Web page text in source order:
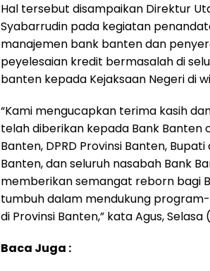
Hal tersebut disampaikan Direktur
Syabarrudin pada kegiatan
manajemen bank banten dan
peyelesaian kredit bermasalah di
banten kepada Kejaksaan Negeri di
“Kami mengucapkan terima kasih
telah diberikan kepada Bank Banten
Banten, DPRD Provinsi Banten,
Banten, dan seluruh nasabah Bank
memberikan semangat reborn bagi
tumbuh dalam mendukung
di Provinsi Banten,” kata Agus, Selasa
Baca Juga :